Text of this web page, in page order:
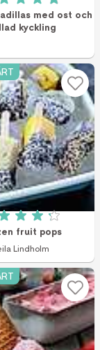
Betyg: 4.9 av 5
med ost och
kyckling
Betyg: 4.2 av 5
fruit pops
Lindholm